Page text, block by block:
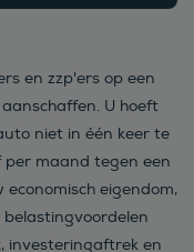
en zzp'ers op een
U hoeft
niet in één keer te
maand tegen een
eigendom,
investeringaftrek en